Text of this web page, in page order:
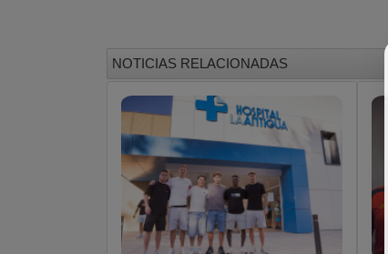
NOTICIAS RELACIONADAS